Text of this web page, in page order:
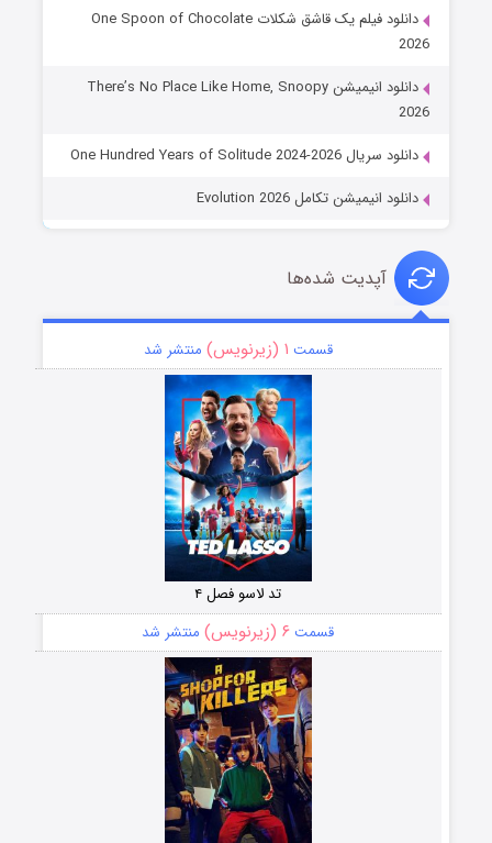
دانلود فیلم یک قاشق شکلات One Spoon of Chocolate
2026
دانلود انیمیشن There’s No Place Like Home, Snoopy
2026
دانلود سریال One Hundred Years of Solitude 2024-2026
دانلود انیمیشن تکامل Evolution 2026
آپدیت شده‌ها
قسمت ۱ (زیرنویس) منتشر شد
تد لاسو فصل ۴
قسمت ۶ (زیرنویس) منتشر شد